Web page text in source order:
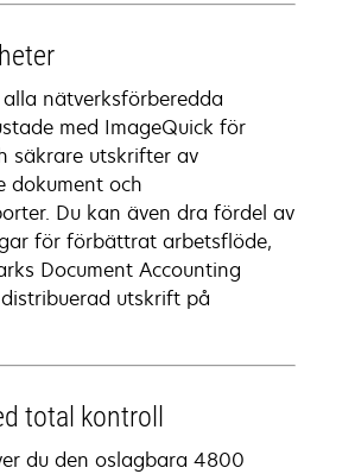
nätverksförberedda
med ImageQuick för
säkrare utskrifter av
dokument och
Du kan även dra fördel av
för förbättrat arbetsflöde,
Document Accounting
utskrift på
total kontroll
du den oslagbara 4800